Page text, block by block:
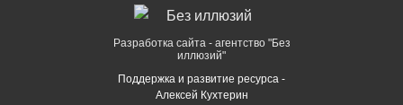
Разработка сайта - агентство "Без
иллюзий"
Поддержка и развитие ресурса -
Алексей Кухтерин